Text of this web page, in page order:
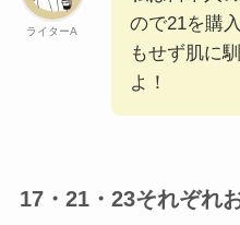
ライターA
ので21を購
もせず肌に
よ！
17・21・23それぞれ